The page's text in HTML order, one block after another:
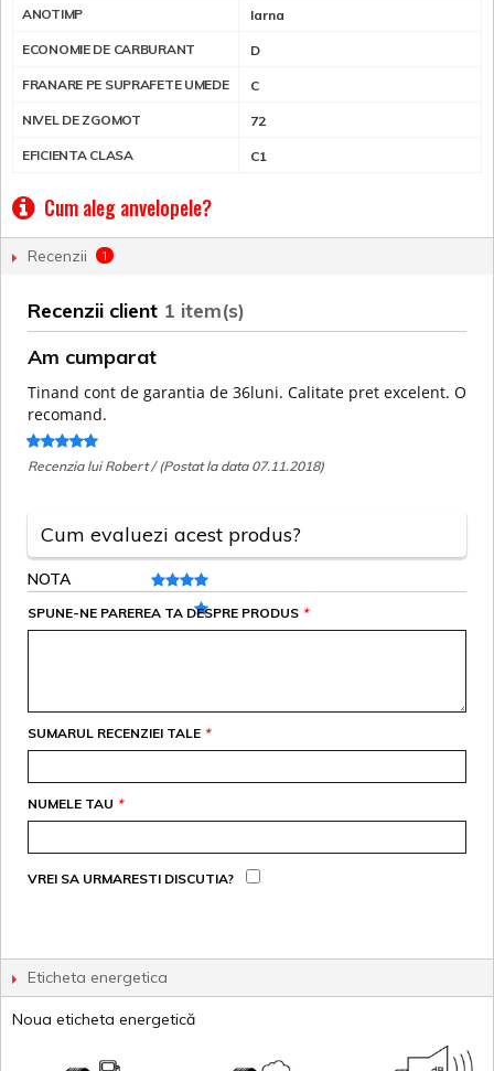
ANOTIMP Iarna
ECONOMIE DE CARBURANT D
FRANARE PE SUPRAFETE UMEDE C
NIVEL DE ZGOMOT 72
EFICIENTA CLASA C1
Cum aleg anvelopele?
Recenzii 1
Recenzii client 1 item(s)
Am cumparat
Tinand cont de garantia de 36luni. Calitate pret excelent. O
recomand.
Recenzia lui Robert / (Postat la data 07.11.2018)
Cum evaluezi acest produs?
NOTA
*
SPUNE-NE PAREREA TA DESPRE PRODUS
*
SUMARUL RECENZIEI TALE
*
NUMELE TAU
VREI SA URMARESTI DISCUTIA?
Eticheta energetica
Noua eticheta energetică